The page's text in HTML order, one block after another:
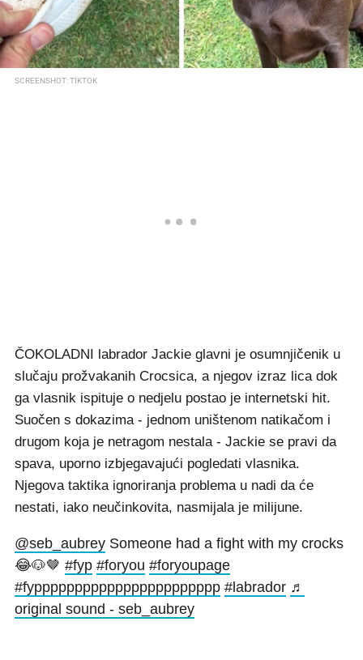
SCREENSHOT: TIKTOK
ČOKOLADNI labrador Jackie glavni je osumnjičenik u
slučaju prožvakanih Crocsica, a njegov izraz lica dok
ga vlasnik ispituje o nedjelu postao je internetski hit.
Suočen s dokazima - jednom uništenom natikačom i
drugom koja je netragom nestala - Jackie se pravi da
spava, uporno izbjegavajući pogledati vlasnika.
Njegova taktika ignoriranja problema u nadi da će
nestati, iako neučinkovita, nasmijala je milijune.
@seb_aubrey Someone had a fight with my crocks
😂🐶🤎 #fyp #foryou #foryoupage
#fyppppppppppppppppppppppp #labrador ♬
original sound - seb_aubrey